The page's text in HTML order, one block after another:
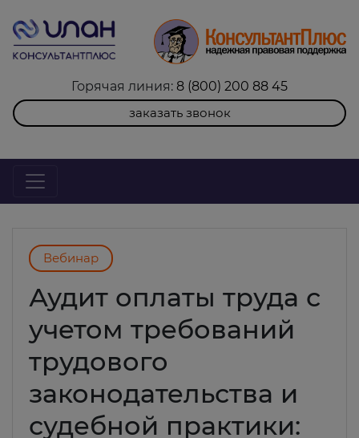
Горячая линия: 8 (800) 200 88 45
заказать звонок
Вебинар
Аудит оплаты труда с
учетом требований
трудового
законодательства и
судебной практики: